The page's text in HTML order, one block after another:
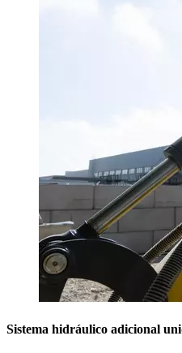
Sistema hidráulico adicional